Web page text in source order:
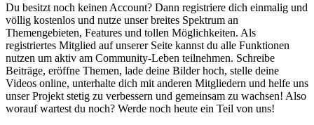
Du besitzt noch keinen Account? Dann registriere dich einmalig und
völlig kostenlos und nutze unser breites Spektrum an
Themengebieten, Features und tollen Möglichkeiten. Als
registriertes Mitglied auf unserer Seite kannst du alle Funktionen
nutzen um aktiv am Community-Leben teilnehmen. Schreibe
Beiträge, eröffne Themen, lade deine Bilder hoch, stelle deine
Videos online, unterhalte dich mit anderen Mitgliedern und helfe uns
unser Projekt stetig zu verbessern und gemeinsam zu wachsen! Also
worauf wartest du noch? Werde noch heute ein Teil von uns!